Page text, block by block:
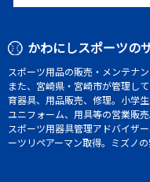
かわにしスポーツの
スポーツ用品の販売・メンテナ
また、宮崎県・宮崎市が管理し
育器具、用品販売、修理。小学
ユニフォーム、用具等の営業販売
スポーツ用器具管理アドバイザ
ーツリペアーマン取得。ミズノ